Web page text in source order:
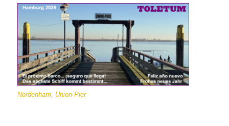
Nordenham, Union-Pier